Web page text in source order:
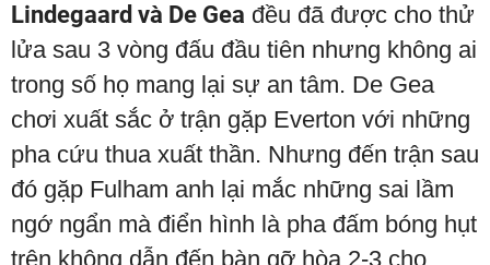
Lindegaard và De Gea đều đã được cho thử
lửa sau 3 vòng đấu đầu tiên nhưng không ai
trong số họ mang lại sự an tâm. De Gea
chơi xuất sắc ở trận gặp Everton với những
pha cứu thua xuất thần. Nhưng đến trận sau
đó gặp Fulham anh lại mắc những sai lầm
ngớ ngẩn mà điển hình là pha đấm bóng hụt
trên không dẫn đến bàn gỡ hòa 2-3 cho